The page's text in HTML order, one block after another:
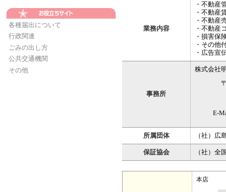
各種届出について
行政関連
ごみの出し方
公共交通機関
その他
業務内容
・不動産
・不動産
・不動産
・不動産
・損害保
・その他
・広告宣
事務所
株式会社
〒
E-
所属団体 （社）広
保証協会 （社）全
本店